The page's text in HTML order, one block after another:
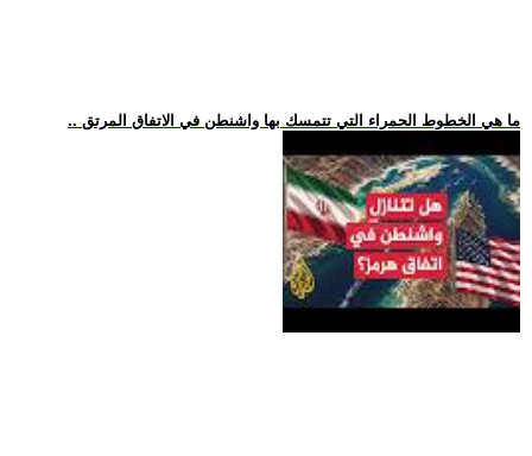
.. ما هي الخطوط الحمراء التي تتمسك بها واشنطن في الاتفاق المرتق